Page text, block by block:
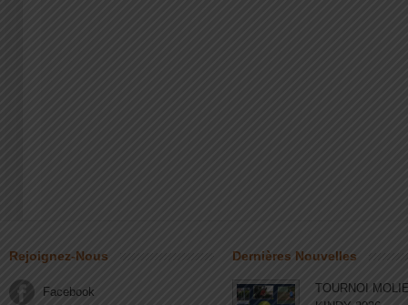
Rejoignez-Nous
Facebook
Dernières Nouvelles
TOURNOI